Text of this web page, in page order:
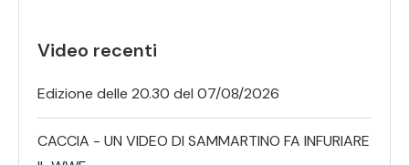
Video recenti
Edizione delle 20.30 del 07/08/2026
CACCIA - UN VIDEO DI SAMMARTINO FA INFURIARE